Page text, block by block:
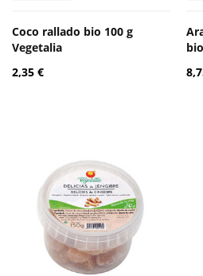
Coco rallado bio 100 g
Vegetalia
2,35 €